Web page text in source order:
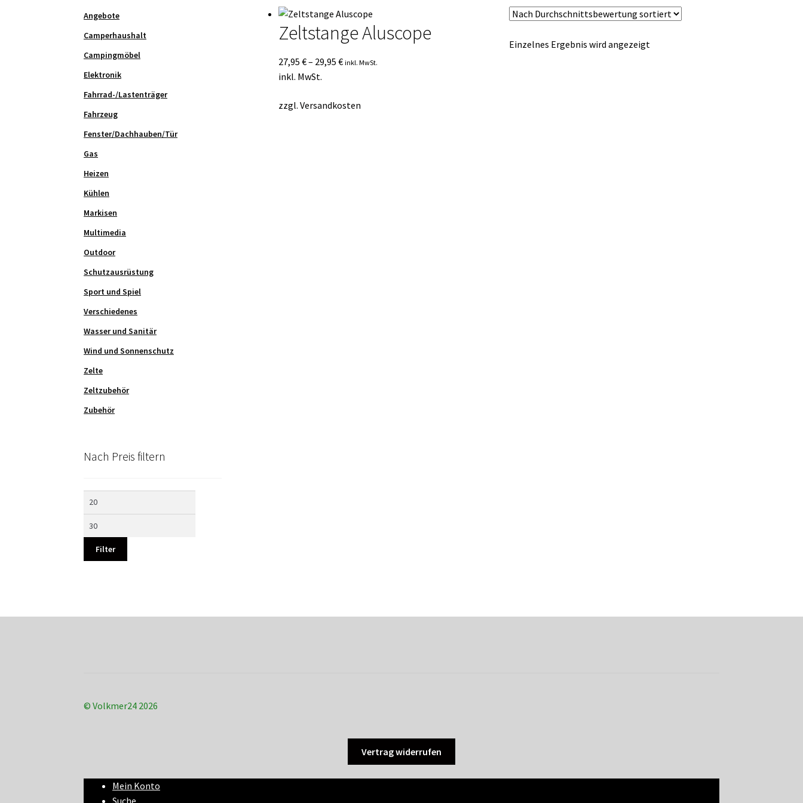
Zeltstange Aluscope
27,95 €– 29,95 € inkl. MwSt.
inkl. MwSt.
zzgl. Versandkosten
Einzelnes Ergebnis wird angezeigt
Angebote
Camperhaushalt
Campingmöbel
Elektronik
Fahrrad-/Lastenträger
Fahrzeug
Fenster/Dachhauben/Tür
Gas
Heizen
Kühlen
Markisen
Multimedia
Outdoor
Schutzausrüstung
Sport und Spiel
Verschiedenes
Wasser und Sanitär
Wind und Sonnenschutz
Zelte
Zeltzubehör
Zubehör
Nach Preis filtern
Filter
© Volkmer24 2026
Vertrag widerrufen
Mein Konto